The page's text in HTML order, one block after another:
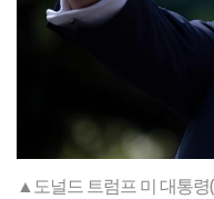
▲도널드 트럼프 미 대통령